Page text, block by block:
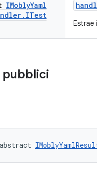
IMoblyYaml
. ITest
Estrae
pubblici